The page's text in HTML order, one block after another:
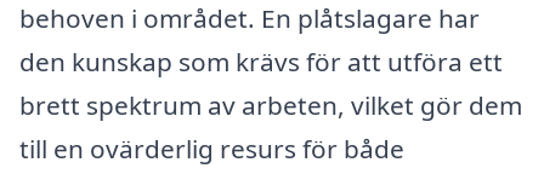
behoven i området. En plåtslagare har
den kunskap som krävs för att utföra ett
brett spektrum av arbeten, vilket gör dem
till en ovärderlig resurs för både